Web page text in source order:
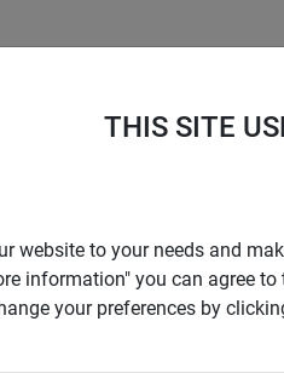
THIS SITE
website to your needs and
information" you can agree
your preferences by